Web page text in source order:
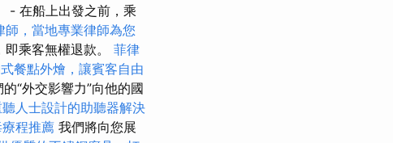
- 在船上出發之前，乘
師，當地專業律師為您
乘客無權退款。 菲律
餐點外燴，讓賓客自由
“外交影響力”向他的國
人士設計的助聽器解決
程推薦 我們將向您展